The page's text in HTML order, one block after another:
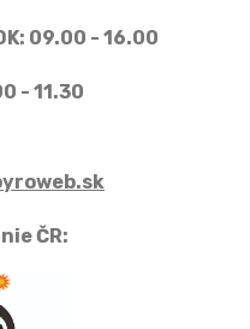
09.00 - 16.00
- 11.30
ČR: